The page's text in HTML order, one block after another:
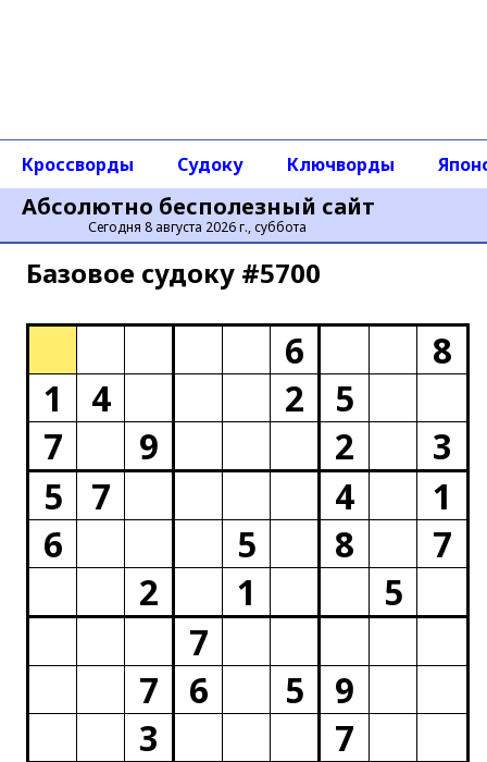
Абсолютно бесполезный сайт
Сегодня 8 августа 2026 г., суббота
Кроссворды Судоку Ключворды
Базовое cудоку #5700
6
8
1
4 2
5
7
9 2
3
5
7 4
1
6
5 8
7
2
1
5
7
7
6 5
9
3
7